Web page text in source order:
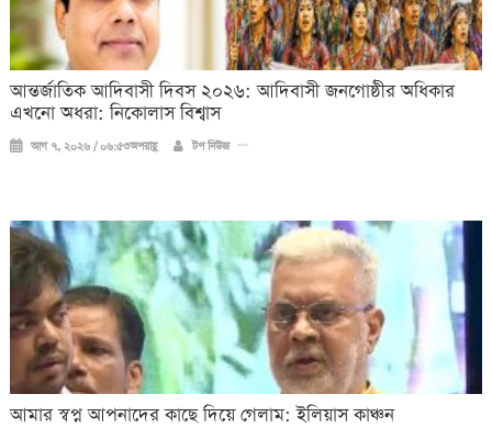
আন্তর্জাতিক আদিবাসী দিবস ২০২৬: আদিবাসী জনগোষ্ঠীর অধিকার
এখনো অধরা: নিকোলাস বিশ্বাস
আগ ৭, ২০২৬ / ০৬:৫৩অপরাহ্ণ টপ নিউজ
আমার স্বপ্ন আপনাদের কাছে দিয়ে গেলাম: ইলিয়াস কাঞ্চন